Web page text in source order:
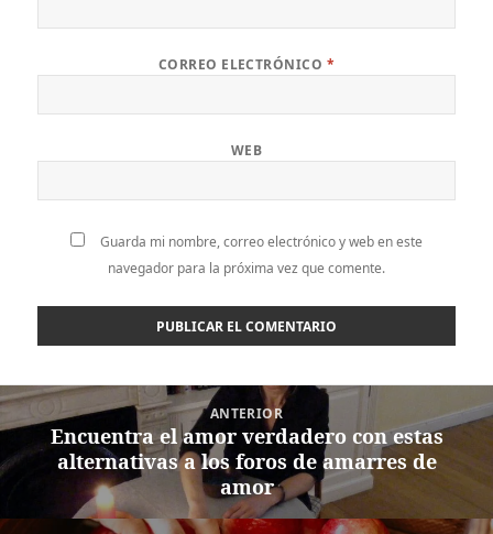
CORREO ELECTRÓNICO *
WEB
Guarda mi nombre, correo electrónico y web en este
navegador para la próxima vez que comente.
Navegación
de
entradas
ANTERIOR
Entrada
anterior:
Encuentra el amor verdadero con estas
alternativas a los foros de amarres de
amor